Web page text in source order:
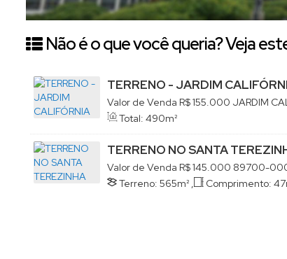
Não é o que você queria? Veja
TERRENO - JARDIM
R$155.000
Valor de Venda
JARDIM
Paulo, Concórdia, Santa Catarina, Brasil
Total: 490m²
TERRENO NO SANTA
R$145.000
Valor de Venda
89700-
Terreno: 565m² , Comprimento: